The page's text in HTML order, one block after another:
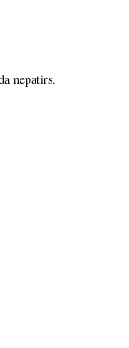
nepatirs.